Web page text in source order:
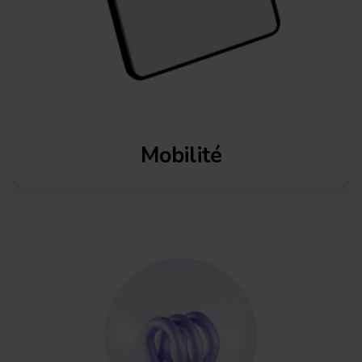
améliorer et personnaliser votre expérience sur le site et
pour vous proposer des contenus et de la publicité
personnalisés. Vous pouvez modifier vos préférences en
matière de cookies à tout moment en cliquant sur «
Mobilité